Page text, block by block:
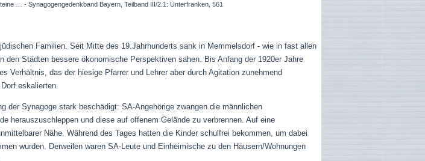
- Synagogengedenkband Bayern, Teilband III/2.1: Unterfranken, 561
jüdischen Familien.Seit Mitte des 19.Jahrhunderts sank in Memmelsdorf - wie in fast allen
den Städten bessere ökonomische Perspektiven sahen. Bis Anfang der 1920er Jahre
Verhältnis, das der hiesige Pfarrer und Lehrer aber durch Agitation zunehmend
eskalierten.
der Synagoge stark beschädigt: SA-Angehörige zwangen die männlichen
herauszuschleppen und diese auf offenem Gelände zu verbrennen. Auf eine
Nähe. Während des Tages hatten die Kinder schulfrei bekommen, um dabei
wurden. Derweilen waren SA-Leute und Einheimische zu den Häusern/Wohnungen